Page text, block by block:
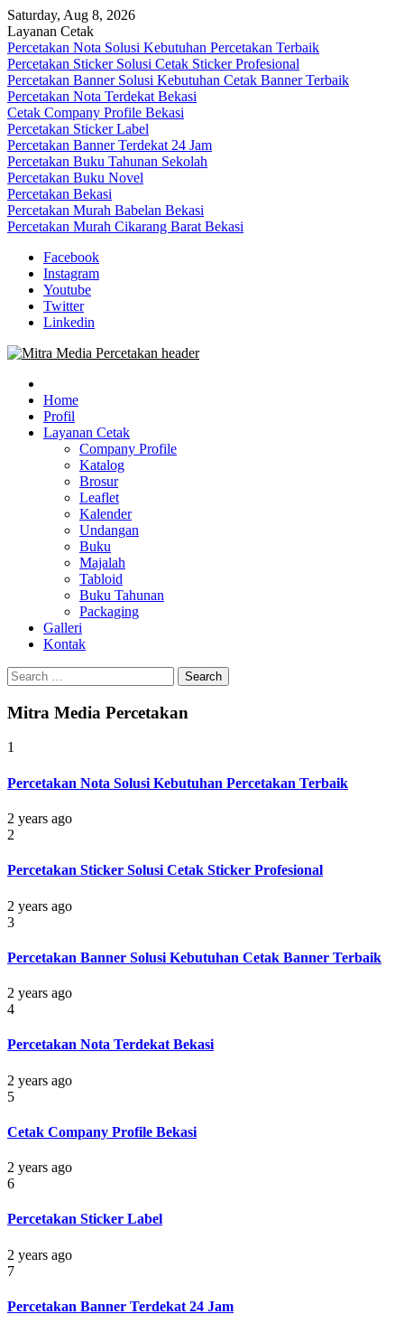
Skip
to
content
Saturday, Aug 8, 2026
Layanan Cetak
Percetakan Nota Solusi Kebutuhan Percetakan Terbaik
Percetakan Sticker Solusi Cetak Sticker Profesional
Percetakan Banner Solusi Kebutuhan Cetak Banner Terbaik
Percetakan Nota Terdekat Bekasi
Cetak Company Profile Bekasi
Percetakan Sticker Label
Percetakan Banner Terdekat 24 Jam
Percetakan Buku Tahunan Sekolah
Percetakan Buku Novel
Percetakan Bekasi
Percetakan Murah Babelan Bekasi
Percetakan Murah Cikarang Barat Bekasi
Facebook
Instagram
Youtube
Twitter
Linkedin
Mitra Media Percetakan Bekasi
0813-1670-6191
0813-1670-6191 (Call/WA) Perusahaan Tempat Alamat Jasa Pusat
Percetakan Bekasi Barat Timur Utara Selatan Murah 24 Jam
Home
Profil
Layanan Cetak
Company Profile
Katalog
Brosur
Leaflet
Kalender
Undangan
Buku
Majalah
Tabloid
Buku Tahunan
Packaging
Galleri
Kontak
Search
for:
Mitra Media Percetakan
1
Percetakan Nota Solusi Kebutuhan Percetakan Terbaik
2 years ago
2
Percetakan Sticker Solusi Cetak Sticker Profesional
2 years ago
3
Percetakan Banner Solusi Kebutuhan Cetak Banner Terbaik
2 years ago
4
Percetakan Nota Terdekat Bekasi
2 years ago
5
Cetak Company Profile Bekasi
2 years ago
6
Percetakan Sticker Label
2 years ago
7
Percetakan Banner Terdekat 24 Jam